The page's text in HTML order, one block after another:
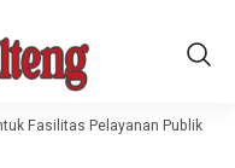
Fasilitas Pelayanan Publik